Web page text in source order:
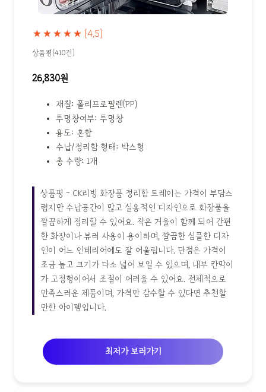
★★★★★ (4.5)
상품평(410건)
26,830원
재질: 폴리프로필렌(PP)
투명창여부: 투명창
용도: 혼합
수납/정리함 형태: 박스형
총 수량: 1개
상품평 - CK리빙 화장품 정리함 트레이는 가격이 부담스
럽지만 수납공간이 많고 실용적인 디자인으로 화장품을
깔끔하게 정리할 수 있어요. 작은 거울이 함께 되어 간편
한 화장이나 뷰러 사용이 용이하며, 깔끔한 심플한 디자
인이 어느 인테리어에도 잘 어울립니다. 단점은 가격이
조금 높고 크기가 다소 넓어 보일 수 있으며, 내부 칸막이
가 고정형이어서 조절이 어려울 수 있어요. 전체적으로
만족스러운 제품이며, 가격만 감수할 수 있다면 추천할
만한 아이템입니다.
최저가 보러가기